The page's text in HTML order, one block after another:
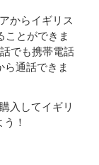
からイギリス
ことができま
でも携帯電話
ら通話できま
入してイギリ
！